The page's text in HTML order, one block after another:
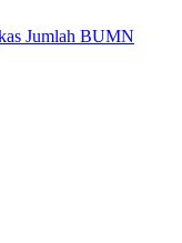
Jumlah BUMN